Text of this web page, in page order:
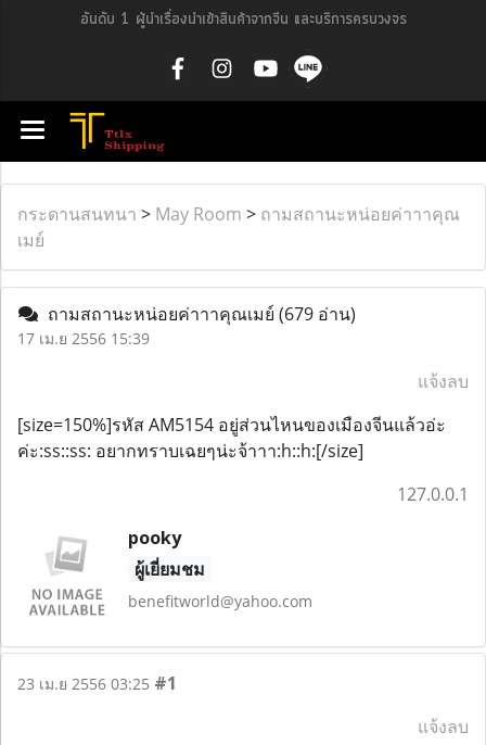
อันดับ 1 ผู้นำเรื่องนำเข้าสินค้าจากจีน และบริการครบวงจร
กระดานสนทนา > May Room > ถามสถานะหน่อยค่าาาคุณ
เมย์
ถามสถานะหน่อยค่าาาคุณเมย์ (679 อ่าน)
17 เม.ย 2556 15:39
แจ้งลบ
[size=150%]รหัส AM5154 อยู่ส่วนไหนของเมืองจีนแล้วอ่ะ
ค่ะ:ss::ss: อยากทราบเฉยๆน่ะจ้าาา:h::h:[/size]
127.0.0.1
pooky
ผู้เยี่ยมชม
benefitworld@yahoo.com
23 เม.ย 2556 03:25 #1
แจ้งลบ